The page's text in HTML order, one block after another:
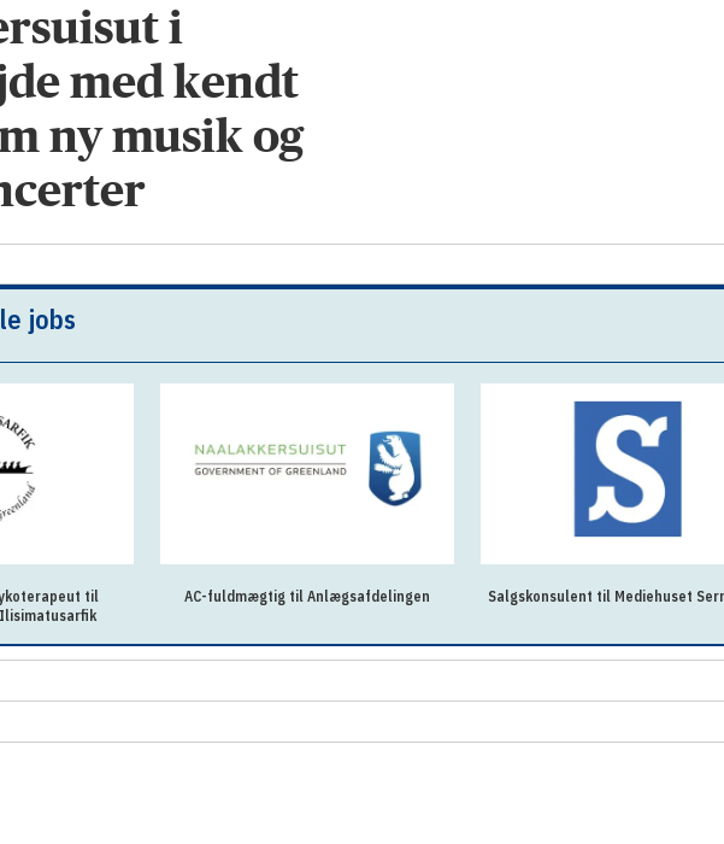
i
med kendt
ny musik og
jobs
til
AC-fuldmægtig til Anlægsafdelingen Salgskonsulent til Mediehuset